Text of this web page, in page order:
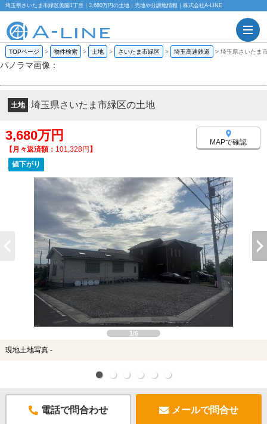
埼玉県さいたま市緑区美園1丁目｜3,680万円の土地｜売地や分譲地情報｜株式会社A-LINE
TOPページ > 物件検索 > 土地 > さいたま市緑区 > 埼玉高速鉄道 > 埼玉県さいたま
パノラマ画像：
土地 埼玉県さいたま市緑区の土地
3,680万円
【月々返済額： 101,328円】
値下がり
MAPで確認
1/6
現地土地写真 -
電話で問合わせ メールで問合せ